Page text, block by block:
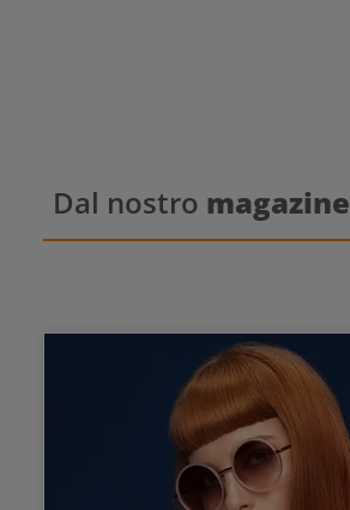
Dal nostro magazine